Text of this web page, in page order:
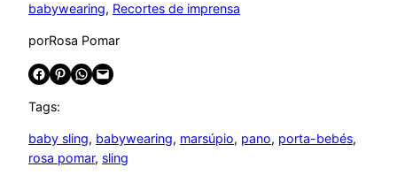
babywearing, Recortes de imprensa
porRosa Pomar
Share on Facebook Share on Pinterest Share on WhatsApp Email this Page
Tags:
baby sling, babywearing, marsúpio, pano, porta-bebés
rosa pomar, sling